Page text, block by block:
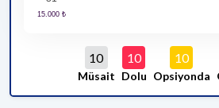
10
Müsait
10
Dolu
10
Opsiyonda